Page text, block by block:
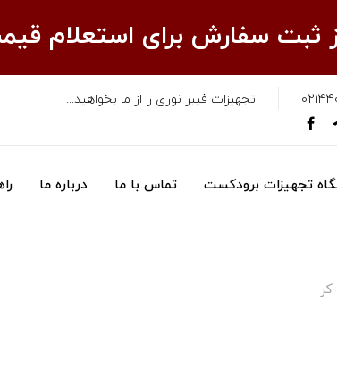
ثبت سفارش برای استعلام
تجهیزات فیبر نوری را از ما بخواهید...
تجهیزات برودکست تماس با ما درباره ما